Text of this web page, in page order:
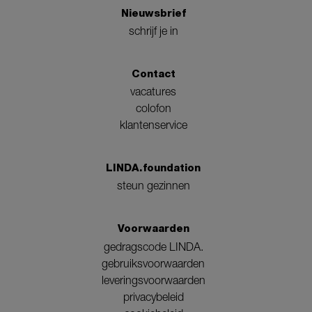
Nieuwsbrief
schrijf je in
Contact
vacatures
colofon
klantenservice
LINDA.foundation
steun gezinnen
Voorwaarden
gedragscode LINDA.
gebruiksvoorwaarden
leveringsvoorwaarden
privacybeleid